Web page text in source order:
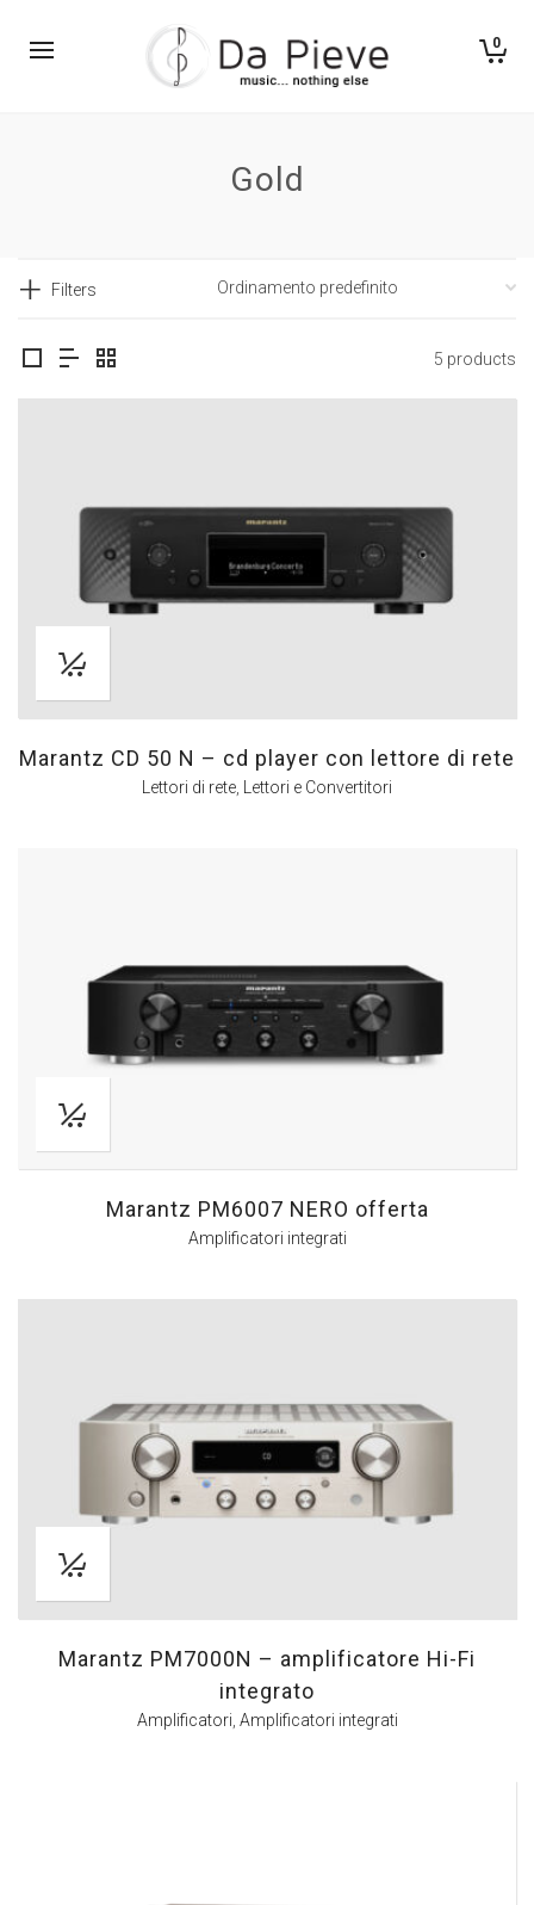
0
Gold
Filters
5 products
Marantz CD 50 N – cd player con lettore di rete
Lettori di rete, Lettori e Convertitori
Marantz PM6007 NERO offerta
Amplificatori integrati
Marantz PM7000N – amplificatore Hi-Fi
integrato
Amplificatori Amplificatori integrati